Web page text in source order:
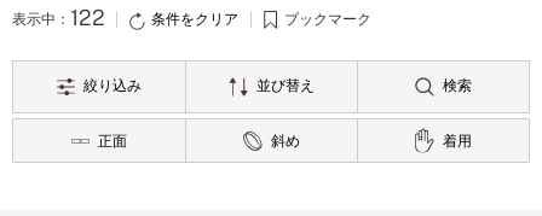
表示中： 122 条件をクリア ブックマーク
絞り込み 並び替え 検索
正面 斜め 着用